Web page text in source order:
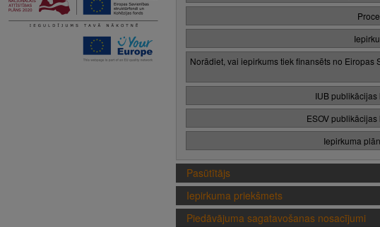
Norādiet, vai iepirkums tiek finansēts no Eiropas
IUB publikācijas
ESOV
Iepirkuma
Pasūtītājs
Iepirkuma priekšmets
Piedāvājuma sagatavošanas nosacījumi